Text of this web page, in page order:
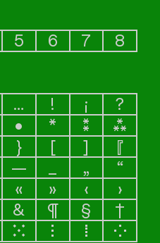
5 6 7
8
… ! ¡
?
• * ⁑
⁂
} [ ]
『
― _ „
“
« » ‹
›
& ¶ §
†
⁙ ⁝ ⁞
⁛